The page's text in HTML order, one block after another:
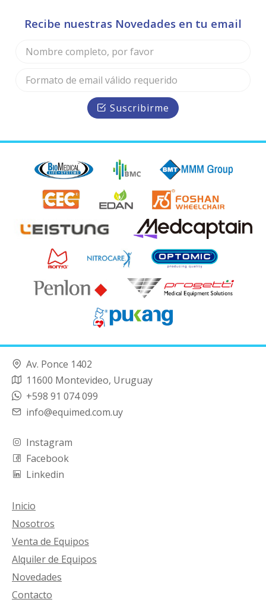
Recibe nuestras Novedades en tu email
Suscribirme
Av. Ponce 1402
11600 Montevideo, Uruguay
+598 91 074 099
info@equimed.com.uy
Instagram
Facebook
Linkedin
Inicio
Nosotros
Venta de Equipos
Alquiler de Equipos
Novedades
Contacto